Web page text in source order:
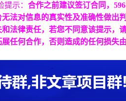
提示： 合作之前建议签订合同，596
法对信息的真实性及准确性做出
法律责任，若您不同意该提示，
任何合作，否则造成的任何损失